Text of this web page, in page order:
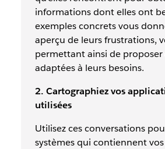
informations dont elles ont
exemples concrets vous
aperçu de leurs frustrations,
permettant ainsi de proposer
adaptées à leurs besoins.
2. Cartographiez vos
utilisées
Utilisez ces conversations
systèmes qui contiennent